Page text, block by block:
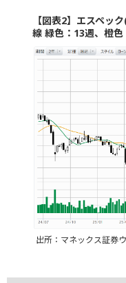
【図表2】エスペッ
線 緑色：13週、橙色
出所：マネックス証券